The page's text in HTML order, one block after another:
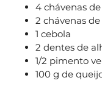
4 chávenas
2 chávenas de
1 cebola
2 dentes de
1/2 pimento
100 g de